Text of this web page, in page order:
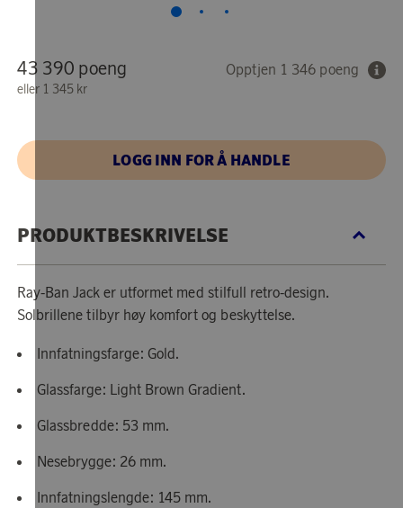
43 390 poeng
eller 1 345 kr
Opptjen 1 346 poeng
LOGG INN FOR Å HANDLE
PRODUKTBESKRIVELSE
Ray-Ban Jack er utformet med stilfull retro-design.
Solbrillene tilbyr høy komfort og beskyttelse.
Innfatningsfarge: Gold.
Glassfarge: Light Brown Gradient.
Glassbredde: 53 mm.
Nesebrygge: 26 mm.
Innfatningslengde: 145 mm.